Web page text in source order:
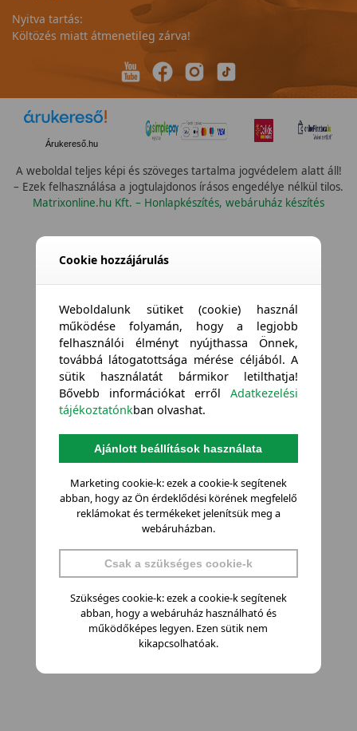
Nyitva tartás:
Költözés miatt átmenetileg zárva!
Árukereső.hu
A weboldal teljes képi és szöveges tartalma jogvédelem alatt áll!
– Ezek felhasználása a jogtulajdonos írásos engedélye nélkül tilos.
Matrixonline.hu Kft. – Honlapkészítés, webáruház készítés
Cookie hozzájárulás
Weboldalunk sütiket (cookie) használ
működése folyamán, hogy a legjobb
felhasználói élményt nyújthassa Önnek,
továbbá látogatottsága mérése céljából. A
sütik használatát bármikor letilthatja!
Bővebb információkat errőlAdatkezelési
tájékoztatónkban olvashat.
Ajánlott beállítások használata
Marketing cookie-k: ezek a cookie-k segítenek
abban, hogy az Ön érdeklődési körének megfelelő
reklámokat és termékeket jelenítsük meg a
webáruházban.
Csak a szükséges cookie-k
Szükséges cookie-k: ezek a cookie-k segítenek
abban, hogy a webáruház használható és
működőképes legyen. Ezen sütik nem
kikapcsolhatóak.